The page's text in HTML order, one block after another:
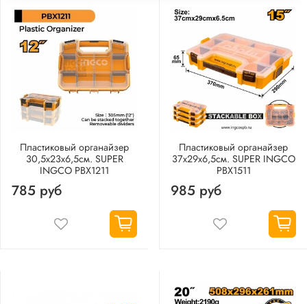
Пластиковый органайзер
30,5х23х6,5см. SUPER
INGCO PBX1211
785 руб
Пластиковый органайзер
37х29х6,5см. SUPER INGCO
PBX1511
985 руб